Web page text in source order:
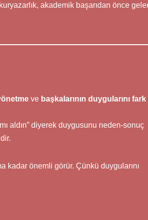
akademik başarıdan önce
ve başkalarının duygularını fark
aldın” diyerek duygusunu neden-sonuç
kadar önemli görür. Çünkü duygularını